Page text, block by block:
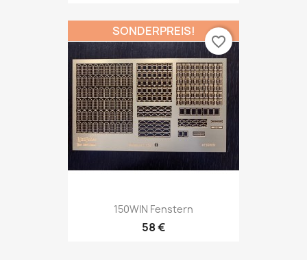
150WIN Fenstern
58 €
SONDERPREIS!
favorite_border